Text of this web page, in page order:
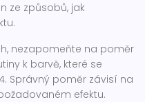
ze způsobů, jak
nezapomeňte na poměr
k barvě, které se
. Správný poměr závisí na
efektu.